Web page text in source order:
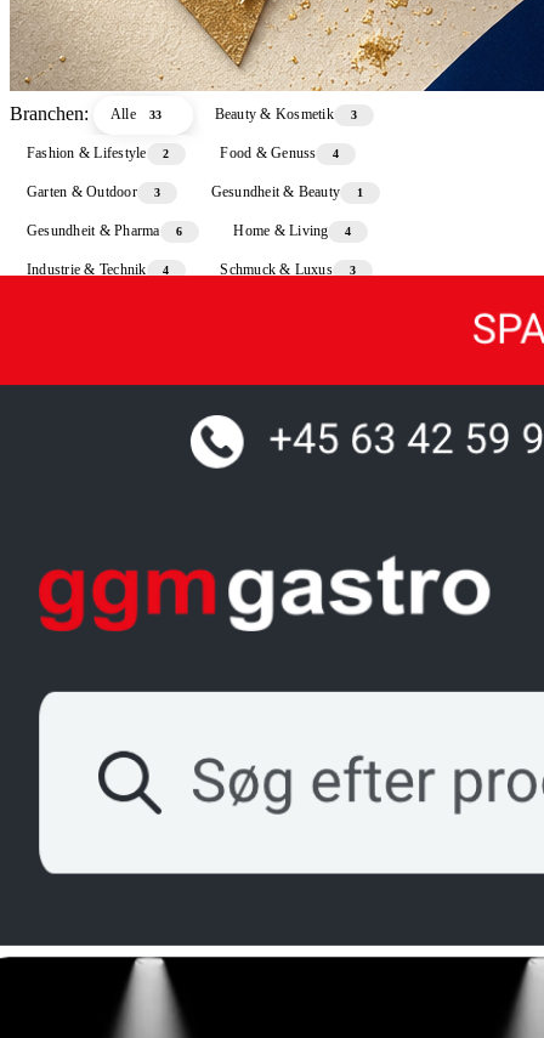
Branchen: Alle 33 Beauty & Kosmetik 3
Fashion & Lifestyle 2 Food & Genuss 4
Garten & Outdoor 3 Gesundheit & Beauty 1
Gesundheit & Pharma 6 Home & Living 4
Industrie & Technik 4 Schmuck & Luxus 3